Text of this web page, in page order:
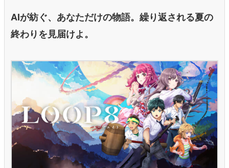
AIが紡ぐ、あなただけの物語。繰り返される夏の
終わりを見届けよ。